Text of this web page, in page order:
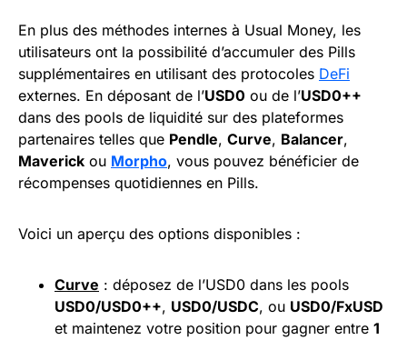
En plus des méthodes internes à Usual Money, les
utilisateurs ont la possibilité d’accumuler des Pills
supplémentaires en utilisant des protocoles DeFi
externes. En déposant de l’USD0 ou de l’USD0++
dans des pools de liquidité sur des plateformes
partenaires telles que Pendle, Curve, Balancer,
Maverick ou Morpho, vous pouvez bénéficier de
récompenses quotidiennes en Pills.
Voici un aperçu des options disponibles :
Curve : déposez de l’USD0 dans les pools
USD0/USD0++, USD0/USDC, ou USD0/FxUSD
et maintenez votre position pour gagner entre 1